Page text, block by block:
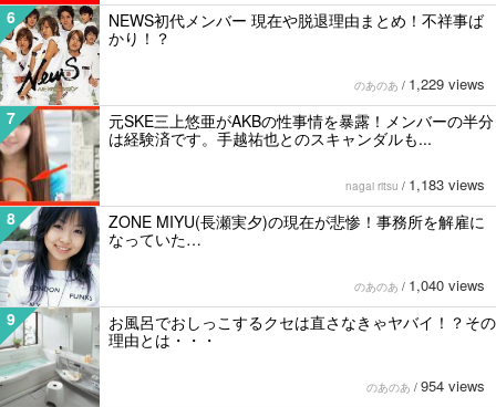
6
NEWS初代メンバー 現在や脱退理由まとめ！不祥事ば
かり！？
のあのあ / 1,229 views
7
元SKE三上悠亜がAKBの性事情を暴露！メンバーの半分
は経験済です。手越祐也とのスキャンダルも...
nagai ritsu / 1,183 views
8
ZONE MIYU(長瀬実夕)の現在が悲惨！事務所を解雇に
なっていた…
のあのあ / 1,040 views
9
お風呂でおしっこするクセは直さなきゃヤバイ！？その
理由とは・・・
のあのあ / 954 views